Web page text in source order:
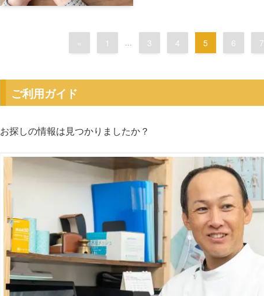
« 1 ... 3 4 5 6 7
ご利用ガイド
お探しの情報は見つかりましたか？